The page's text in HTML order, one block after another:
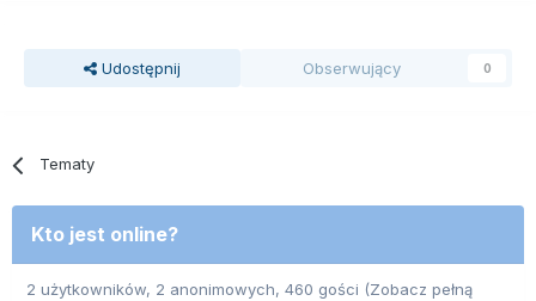
Udostępnij Obserwujący 0
Tematy
Kto jest online?
2 użytkowników, 2 anonimowych, 460 gości (Zobacz pełną